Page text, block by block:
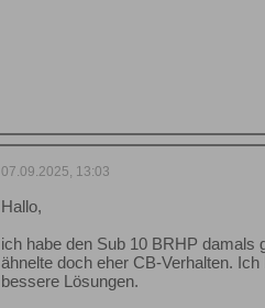
07.09.2025, 13:03
Hallo,
ich habe den Sub 10 BRHP damals
ähnelte doch eher CB-Verhalten.
bessere Lösungen.